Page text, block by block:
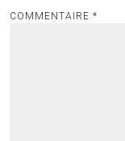
COMMENTAIRE *